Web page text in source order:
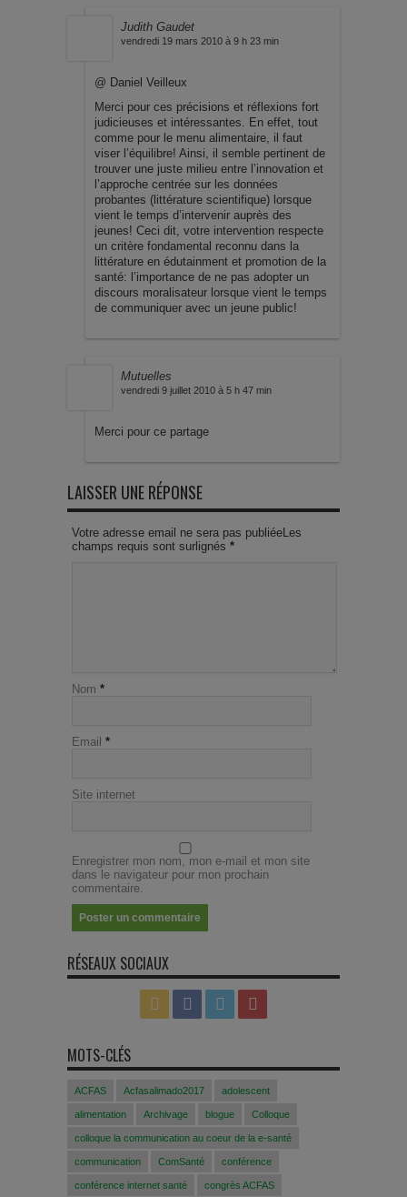
Judith Gaudet
vendredi 19 mars 2010 à 9 h 23 min
@ Daniel Veilleux
Merci pour ces précisions et réflexions fort
judicieuses et intéressantes. En effet, tout
comme pour le menu alimentaire, il faut
viser l’équilibre! Ainsi, il semble pertinent de
trouver une juste milieu entre l’innovation et
l’approche centrée sur les données
probantes (littérature scientifique) lorsque
vient le temps d’intervenir auprès des
jeunes! Ceci dit, votre intervention respecte
un critère fondamental reconnu dans la
littérature en édutainment et promotion de la
santé: l’importance de ne pas adopter un
discours moralisateur lorsque vient le temps
de communiquer avec un jeune public!
Mutuelles
vendredi 9 juillet 2010 à 5 h 47 min
Merci pour ce partage
LAISSER UNE RÉPONSE
Votre adresse email ne sera pas publiéeLes
champs requis sont surlignés *
Nom *
Email *
Site internet
Enregistrer mon nom, mon e-mail et mon site
dans le navigateur pour mon prochain
commentaire.
RÉSEAUX SOCIAUX
MOTS-CLÉS
ACFAS Acfasalimado2017 adolescent
alimentation Archivage blogue Colloque
colloque la communication au coeur de la e-santé
communication ComSanté conférence
conférence internet santé congrès ACFAS